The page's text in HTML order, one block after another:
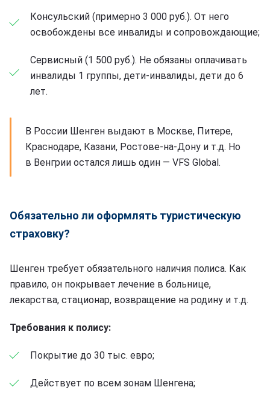
Консульский (примерно 3 000 руб.). От него
освобождены все инвалиды и сопровождающие;
Сервисный (1 500 руб.). Не обязаны оплачивать
инвалиды 1 группы, дети-инвалиды, дети до 6
лет.
В России Шенген выдают в Москве, Питере,
Краснодаре, Казани, Ростове-на-Дону и т.д. Но
в Венгрии остался лишь один — VFS Global.
Обязательно ли оформлять туристическую
страховку?
Шенген требует обязательного наличия полиса. Как
правило, он покрывает лечение в больнице,
лекарства, стационар, возвращение на родину и т.д.
Требования к полису:
Покрытие до 30 тыс. евро;
Действует по всем зонам Шенгена;